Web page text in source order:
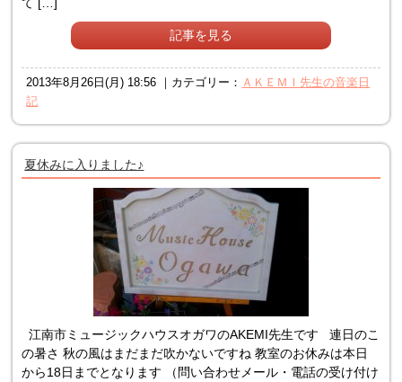
記事を見る
2013年8月26日(月) 18:56 ｜カテゴリー： ＡＫＥＭＩ先生の音楽日
記
夏休みに入りました♪
江南市ミュージックハウスオガワのAKEMI先生です 連日のこ
の暑さ 秋の風はまだまだ吹かないですね 教室のお休みは本日
から18日までとなります （問い合わせメール・電話の受け付け